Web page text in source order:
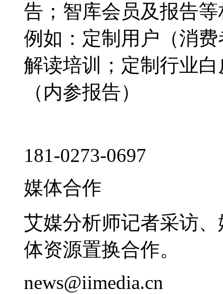
告；智库会员及报告
例如：定制用户（消
解读培训；定制行业
（内参报告）
181-0273-0697
媒体合作
艾媒分析师记者采访
体资源置换合作。
news@iimedia.cn